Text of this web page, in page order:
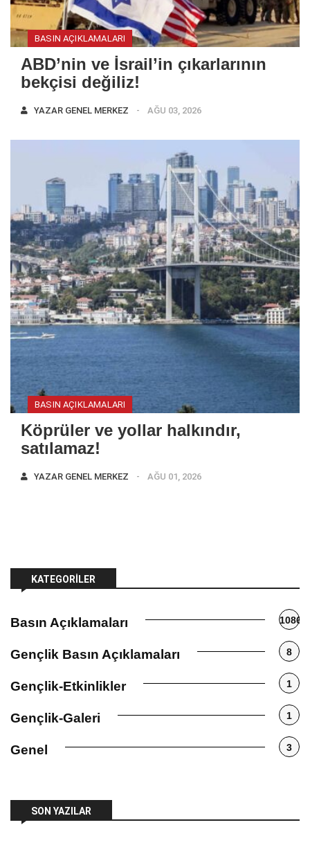
BASIN AÇIKLAMALARI
ABD’nin ve İsrail’in çıkarlarının
bekçisi değiliz!
YAZAR GENEL MERKEZ AĞU 03, 2026
BASIN AÇIKLAMALARI
Köprüler ve yollar halkındır,
satılamaz!
YAZAR GENEL MERKEZ AĞU 01, 2026
KATEGORILER
Basın Açıklamaları 1086
Gençlik Basın Açıklamaları 8
Gençlik-Etkinlikler 1
Gençlik-Galeri 1
Genel 3
SON YAZILAR